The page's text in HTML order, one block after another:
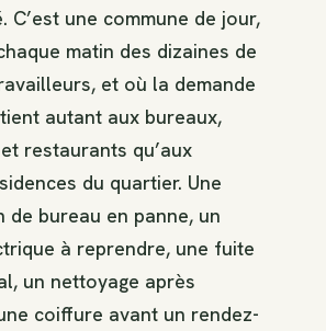
C’est une commune de jour,
matin des dizaines de
et où la demande
autant aux bureaux,
restaurants qu’aux
du quartier. Une
de bureau en panne, un
à reprendre, une fuite
un nettoyage après
coiffure avant un rendez-